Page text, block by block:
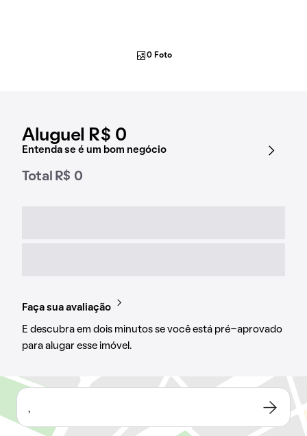
Aluguel R$ 0
Entenda se é um bom negócio
Total R$ 0
Faça sua avaliação
E descubra em dois minutos se você está pré-aprovado
para alugar esse imóvel.
0 Foto
,